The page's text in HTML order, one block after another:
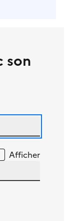
son
Afficher